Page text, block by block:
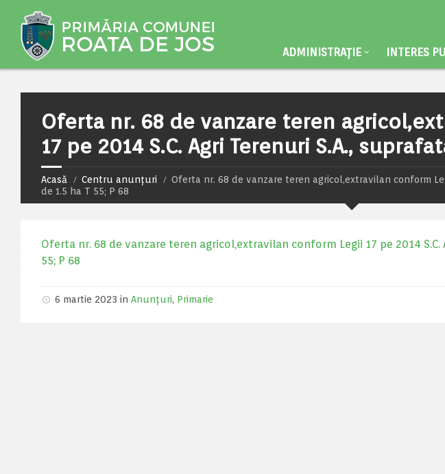
ADMINISTRAȚIE INTERES
Oferta nr. 68 de vanzare teren
17 pe 2014 S.C. Agri Terenuri S.A.,
Acasă Centru anunțuri
Oferta nr. 68 de vanzare teren agricol,extravilan conform
de 1.5 ha T 55; P 68
Oferta nr. 68 de vanzare teren agricol,extravilan conform Legii 17 pe 2014 S.C.
55; P 68
6 martie 2023 in Anunțuri, Primarie